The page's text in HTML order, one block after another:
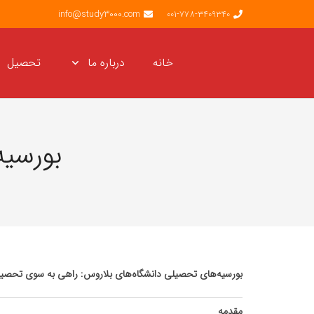
001-778-3409340
info@study3000.com
خانه درباره ما تحصیل
بورسیه‌های تحصیلی دانشگاه‌های بلاروس: راهی به سوی